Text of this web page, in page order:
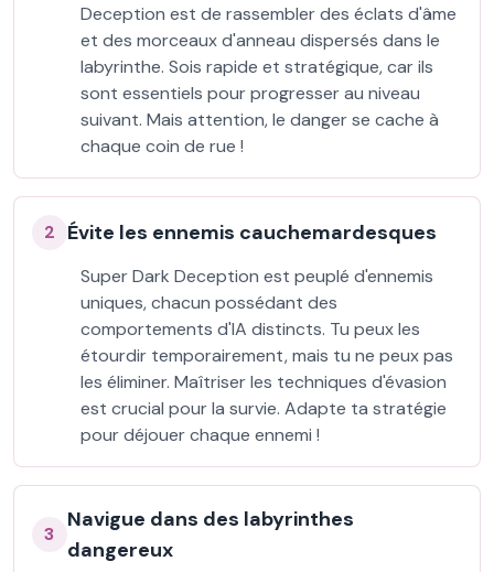
Deception est de rassembler des éclats d'âme
et des morceaux d'anneau dispersés dans le
labyrinthe. Sois rapide et stratégique, car ils
sont essentiels pour progresser au niveau
suivant. Mais attention, le danger se cache à
chaque coin de rue !
2 Évite les ennemis cauchemardesques
Super Dark Deception est peuplé d'ennemis
uniques, chacun possédant des
comportements d'IA distincts. Tu peux les
étourdir temporairement, mais tu ne peux pas
les éliminer. Maîtriser les techniques d'évasion
est crucial pour la survie. Adapte ta stratégie
pour déjouer chaque ennemi !
3
Navigue dans des labyrinthes
dangereux